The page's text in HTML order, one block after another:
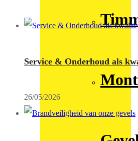
Service & Onderhoud als
26/05/2026